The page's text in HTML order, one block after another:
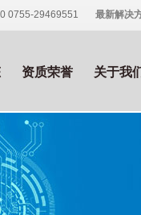
0755-29469551 最新解决
资质荣誉 关于我